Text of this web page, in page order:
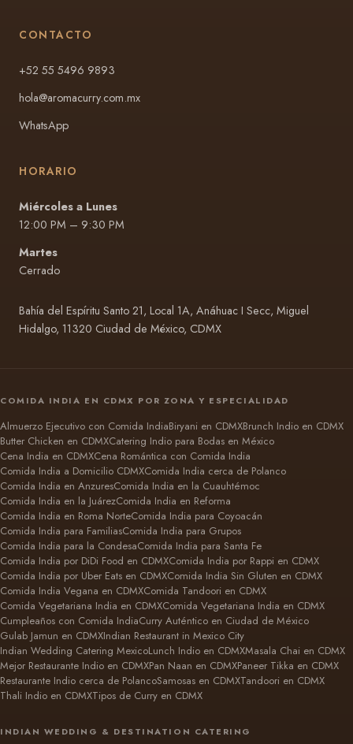
CONTACTO
+52 55 5496 9893
hola@aromacurry.com.mx
WhatsApp
HORARIO
Miércoles a Lunes
12:00 PM – 9:30 PM
Martes
Cerrado
Bahía del Espíritu Santo 21, Local 1A, Anáhuac I Secc, Miguel
Hidalgo, 11320 Ciudad de México, CDMX
COMIDA INDIA EN CDMX POR ZONA Y ESPECIALIDAD
Almuerzo Ejecutivo con Comida IndiaBiryani en CDMXBrunch Indio en CDMX
Butter Chicken en CDMXCatering Indio para Bodas en México
Cena India en CDMXCena Romántica con Comida India
Comida India a Domicilio CDMXComida India cerca de Polanco
Comida India en AnzuresComida India en la Cuauhtémoc
Comida India en la JuárezComida India en Reforma
Comida India en Roma NorteComida India para Coyoacán
Comida India para FamiliasComida India para Grupos
Comida India para la CondesaComida India para Santa Fe
Comida India por DiDi Food en CDMXComida India por Rappi en CDMX
Comida India por Uber Eats en CDMXComida India Sin Gluten en CDMX
Comida India Vegana en CDMXComida Tandoori en CDMX
Comida Vegetariana India en CDMXComida Vegetariana India en CDMX
Cumpleaños con Comida IndiaCurry Auténtico en Ciudad de México
Gulab Jamun en CDMXIndian Restaurant in Mexico City
Indian Wedding Catering MexicoLunch Indio en CDMXMasala Chai en CDMX
Mejor Restaurante Indio en CDMXPan Naan en CDMXPaneer Tikka en CDMX
Restaurante Indio cerca de PolancoSamosas en CDMXTandoori en CDMX
Thali Indio en CDMXTipos de Curry en CDMX
INDIAN WEDDING & DESTINATION CATERING